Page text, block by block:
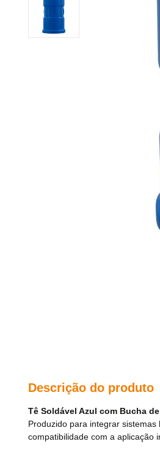
Descrição do produto
Tê Soldável Azul com Bucha
Produzido para integrar
compatibilidade com a aplicação
7
9